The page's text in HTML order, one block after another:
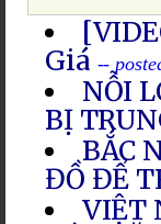
Giá --
NỖI
BỊ
BẮC
ĐỒ ĐỂ
VIỆT